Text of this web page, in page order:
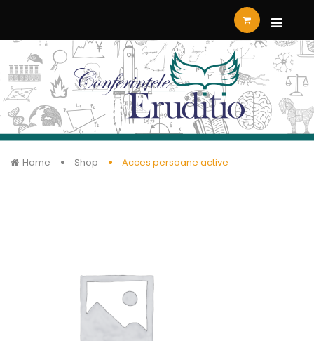
Home Shop Acces persoane active